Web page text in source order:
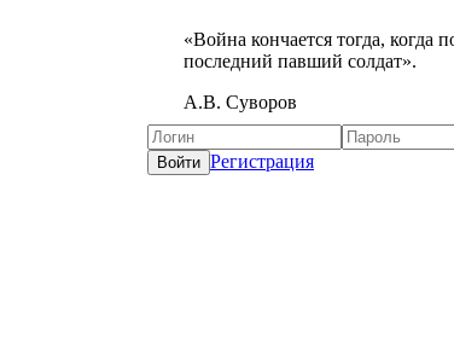
«Война кончается тогда, когда
последний павший солдат».
А.В. Суворов
Регистрация